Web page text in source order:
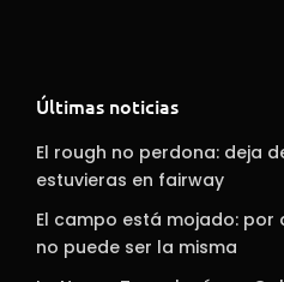
Últimas noticias
El rough no perdona: deja
estuvieras en fairway
El campo está mojado:
no puede ser la misma